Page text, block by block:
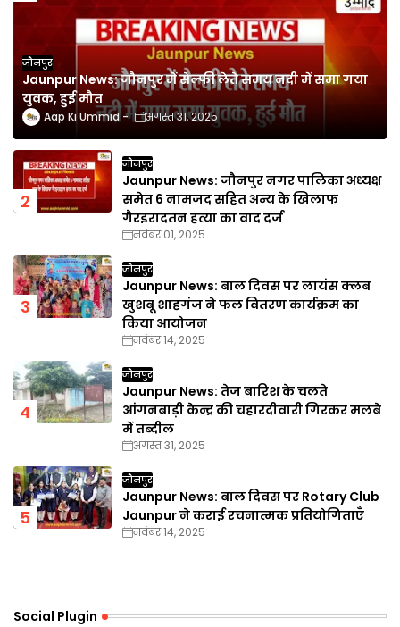
जौनपुर
Jaunpur News: जौनपुर में सेल्फी लेते समय नदी में समा गया
युवक, हुई मौत
Aap Ki Ummid अगस्त 31, 2025
जौनपुर
Jaunpur News: जौनपुर नगर पालिका अध्यक्ष
समेत 6 नामजद सहित अन्य के खिलाफ
गैरइरादतन हत्या का वाद दर्ज
नवंबर 01, 2025
जौनपुर
Jaunpur News: बाल दिवस पर लायंस क्लब
खुशबू शाहगंज ने फल वितरण कार्यक्रम का
किया आयोजन
नवंबर 14, 2025
जौनपुर
Jaunpur News: तेज बारिश के चलते
आंगनबाड़ी केन्द्र की चहारदीवारी गिरकर मलबे
में तब्दील
अगस्त 31, 2025
जौनपुर
Jaunpur News: बाल दिवस पर Rotary Club
Jaunpur ने कराई रचनात्मक प्रतियोगिताएँ
नवंबर 14, 2025
Social Plugin